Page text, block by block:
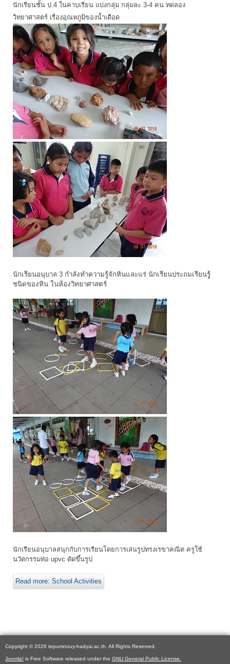
นักเรียนชั้น ป.4 ในคาบเรียน แบ่งกลุ่ม กลุ่มละ 3-4 คน ทดลอง
วิทยาศาสตร์ เรื่องอุณหภูมิของน้ำเดือด
นักเรียนอนุบาล 3 กำลังทำความรู้จักหินและแร่ นักเรียนประถมเรียนรูู้
ชนิดของหิน ในห้องวิทยาศาสตร์
นักเรียนอนุบาลสนุกกับการเรียนโดยการเล่นรูปทรงเรขาคณิต ครูใช้
นวัตกรรมท่อ upvc ดัดขึ้นรูป
Read more: School Activities
Copyright © 2026 tepumnouy-hadyai.ac.th. All Rights Reserved.
Joomla! is Free Software released under the GNU General Public License.